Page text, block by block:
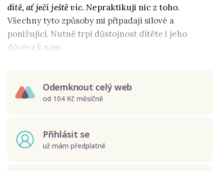
dítě, ať ječí ještě víc. Nepraktikuji nic z toho.
Všechny tyto způsoby mi připadají silové a
ponižující. Nutně trpí důstojnost dítěte i jeho
důvěra k nám.
Odemknout celý web
od 104 Kč měsíčně
Přihlásit se
už mám předplatné